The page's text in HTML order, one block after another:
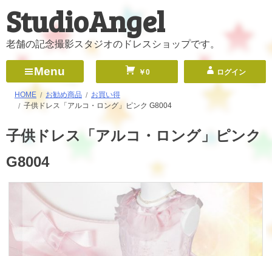
ン
テ
ン
キ
プ
StudioAngel
老舗の記念撮影スタジオのドレスショップです。
Menu ￥0 ログイン
HOME お勧め商品
お買い得
子供ドレス「アルコ・ロング」ピンク G8004
子供ドレス「アルコ・ロング」ピンク
G8004